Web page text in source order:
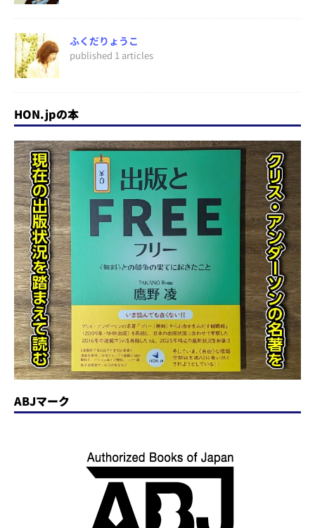
ふくだりょうこ
published 1 articles
HON.jpの本
ABJマーク